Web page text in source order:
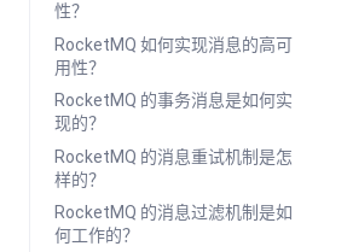
性？
RocketMQ 如何实现消息的高可
用性？
RocketMQ 的事务消息是如何实
现的？
RocketMQ 的消息重试机制是怎
样的？
RocketMQ 的消息过滤机制是如
何工作的？